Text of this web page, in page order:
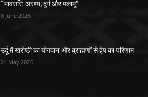
“भावसरि: अरण्य, दुर्ग और पलामू”
8 June 2026
उर्दू में खरोष्ठी का योगदान और ब्राह्मणों से द्वेष का परिणाम
24 May 2026